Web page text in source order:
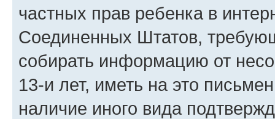
частных прав ребенка в
Соединенных Штатов,
собирать информацию от
13-и лет, иметь на это
наличие иного вида